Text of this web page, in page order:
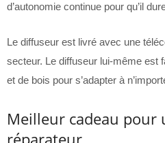
d’autonomie continue pour qu’il
Le diffuseur est livré avec une
secteur. Le diffuseur lui-même est
et de bois pour s’adapter à
Meilleur cadeau pour
réparateur